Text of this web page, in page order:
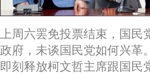
上周六罢免投票结束，国民
政府，未谈国民党如何兴革
即刻释放柯文哲主席跟国民